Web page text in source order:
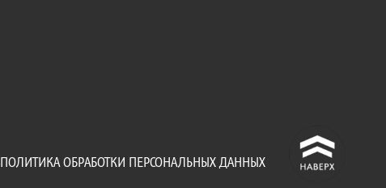
^
ПОЛИТИКА ОБРАБОТКИ ПЕРСОНАЛЬНЫХ ДАННЫХ